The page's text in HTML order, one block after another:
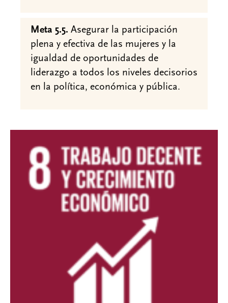
Meta 5.5. Asegurar la participación
plena y efectiva de las mujeres y la
igualdad de oportunidades de
liderazgo a todos los niveles decisorios
en la política, económica y pública.